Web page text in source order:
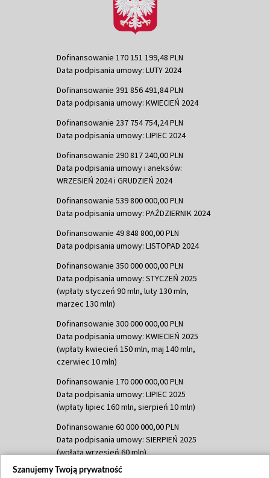
Dofinansowanie 170 151 199,48 PLN
Data podpisania umowy: LUTY 2024
Dofinansowanie 391 856 491,84 PLN
Data podpisania umowy: KWIECIEŃ 2024
Dofinansowanie 237 754 754,24 PLN
Data podpisania umowy: LIPIEC 2024
Dofinansowanie 290 817 240,00 PLN
Data podpisania umowy i aneksów:
WRZESIEŃ 2024 i GRUDZIEŃ 2024
Dofinansowanie 539 800 000,00 PLN
Data podpisania umowy: PAŹDZIERNIK 2024
Dofinansowanie 49 848 800,00 PLN
Data podpisania umowy: LISTOPAD 2024
Dofinansowanie 350 000 000,00 PLN
Data podpisania umowy: STYCZEŃ 2025
(wpłaty styczeń 90 mln, luty 130 mln,
marzec 130 mln)
Dofinansowanie 300 000 000,00 PLN
Data podpisania umowy: KWIECIEŃ 2025
(wpłaty kwiecień 150 mln, maj 140 mln,
czerwiec 10 mln)
Dofinansowanie 170 000 000,00 PLN
Data podpisania umowy: LIPIEC 2025
(wpłaty lipiec 160 mln, sierpień 10 mln)
Dofinansowanie 60 000 000,00 PLN
Data podpisania umowy: SIERPIEŃ 2025
(wpłata wrzesień 60 mln)
Dofinansowanie 635 783 051,21 PLN
Szanujemy Twoją prywatność